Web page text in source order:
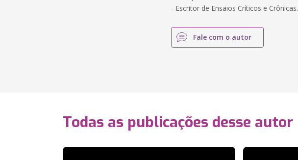
- Escritor de Ensaios Críticos e Crônicas.
Fale com o autor
Todas as publicações desse autor